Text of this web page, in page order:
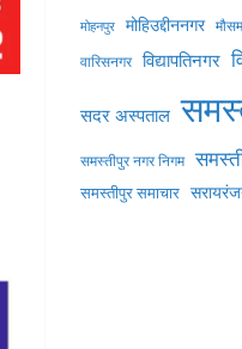
मोहनपुर मोहिउद्दीननगर मौसम
वारिसनगर विद्यापतिनगर
सदर अस्पताल
समस्तीपुर नगर निगम
समस्तीपुर समाचार